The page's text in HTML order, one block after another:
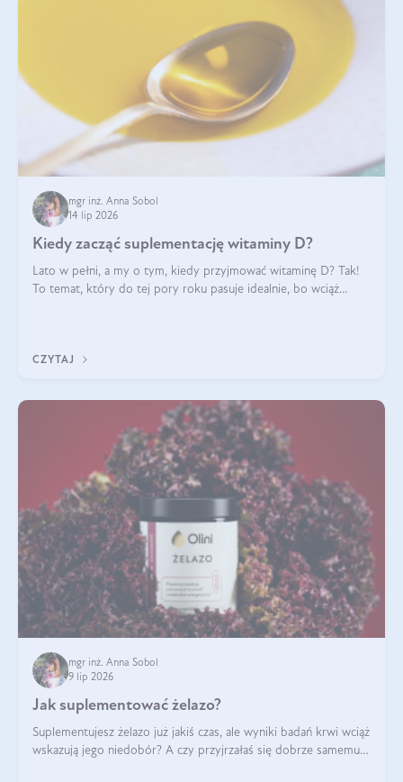
mgr inż. Anna Sobol
14 lip 2026
Kiedy zacząć suplementację witaminy D?
Lato w pełni, a my o tym, kiedy przyjmować witaminę D? Tak!
To temat, który do tej pory roku pasuje idealnie, bo wciąż
CZYTAJ
mgr inż. Anna Sobol
9 lip 2026
Jak suplementować żelazo?
Suplementujesz żelazo już jakiś czas, ale wyniki badań krwi wciąż
wskazują jego niedobór? A czy przyjrzałaś się dobrze samemu